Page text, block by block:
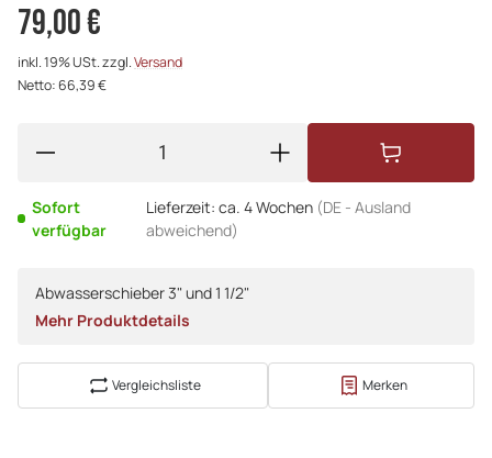
79,00 €
inkl. 19% USt. zzgl.Versand
Netto: 66,39 €
Sofort
verfügbar
Lieferzeit:ca. 4 Wochen (DE - Ausland
abweichend)
Abwasserschieber 3" und 1 1/2"
Mehr Produktdetails
Vergleichsliste Merken